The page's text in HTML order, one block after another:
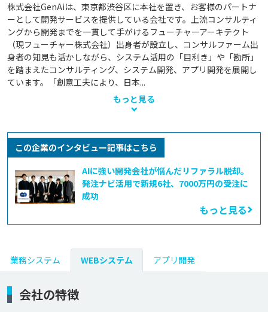
株式会社GenAiは、東京都渋谷区に本社を置き、お客様のパートナ
ーとして開発サービスを提供している会社です。上流コンサルティ
ングから開発までを一貫して手がけるフューチャーアーキテクト
（現フューチャー株式会社）出身者が設立し、コンサルファーム出
身者の知見も活かしながら、システム活用の「目利き」や「勘所」
を踏まえたコンサルティング、システム開発、アプリ開発を展開し
ています。「創意工夫により、日本...
もっと見る
この企業のインタビュー記事はこちら
AIに強い開発会社が悩んだリファラル脱却。
発注ナビ活用で新規6社、7000万円の受注に
成功
もっと見る
業務システム WEBシステム アプリ開発
会社の特徴